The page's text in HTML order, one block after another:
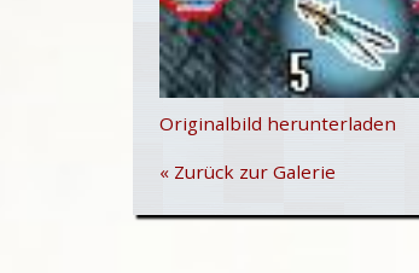
Originalbild herunterladen
« Zurück zur Galerie